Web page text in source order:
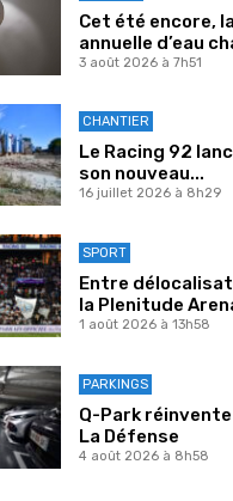
Cet été encore,
annuelle d’eau
3 août 2026 à 7h51
CHANTIER
Le Racing 92
son nouveau...
16 juillet 2026 à 8h29
SPORT
Entre
la Plenitude
1 août 2026 à 13h58
PARKINGS
Q-Park
La Défense
4 août 2026 à 8h58